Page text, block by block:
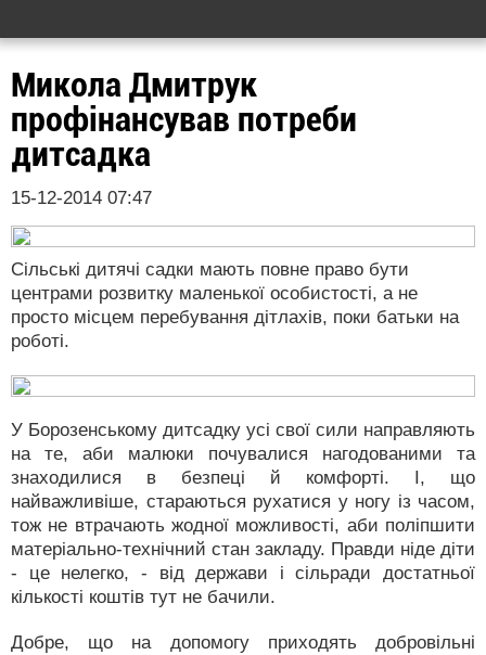
Микола Дмитрук
профінансував потреби
дитсадка
15-12-2014 07:47
Сільські дитячі садки мають повне право бути
центрами розвитку маленької особистості, а не
просто місцем перебування дітлахів, поки батьки на
роботі.
У Борозенському дитсадку усі свої сили направляють
на те, аби малюки почувалися нагодованими та
знаходилися в безпеці й комфорті. І, що
найважливіше, стараються рухатися у ногу із часом,
тож не втрачають жодної можливості, аби поліпшити
матеріально-технічний стан закладу. Правди ніде діти
- це нелегко, - від держави і сільради достатньої
кількості коштів тут не бачили.
Добре, що на допомогу приходять добровільні